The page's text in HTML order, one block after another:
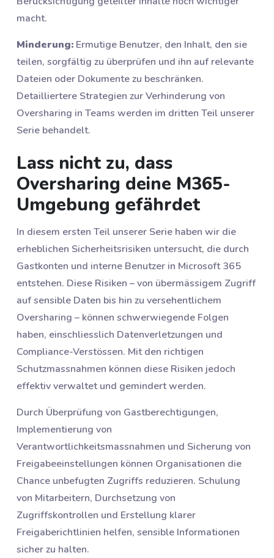
macht.
Minderung: Ermutige Benutzer, den Inhalt, den sie
teilen, sorgfältig zu überprüfen und ihn auf relevante
Dateien oder Dokumente zu beschränken.
Detailliertere Strategien zur Verhinderung von
Oversharing in Teams werden im dritten Teil unserer
Serie behandelt.
Lass nicht zu, dass
Oversharing deine M365-
Umgebung gefährdet
In diesem ersten Teil unserer Serie haben wir die
erheblichen Sicherheitsrisiken untersucht, die durch
Gastkonten und interne Benutzer in Microsoft 365
entstehen. Diese Risiken – von übermässigem Zugriff
auf sensible Daten bis hin zu versehentlichem
Oversharing – können schwerwiegende Folgen
haben, einschliesslich Datenverletzungen und
Compliance-Verstössen. Mit den richtigen
Schutzmassnahmen können diese Risiken jedoch
effektiv verwaltet und gemindert werden.
Durch Überprüfung von Gastberechtigungen,
Implementierung von
Verantwortlichkeitsmassnahmen und Sicherung von
Freigabeeinstellungen können Organisationen die
Chance unbefugten Zugriffs reduzieren. Schulung
von Mitarbeitern, Durchsetzung von
Zugriffskontrollen und Erstellung klarer
Freigaberichtlinien helfen, sensible Informationen
sicher zu halten.